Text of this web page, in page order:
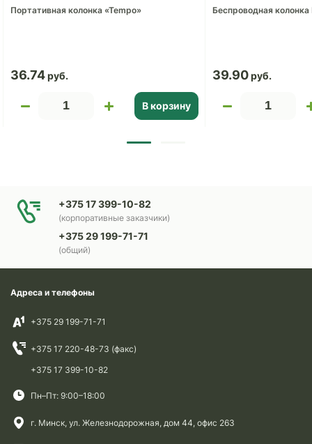
Портативная колонка «Tempo»
36.74
В корзину
Беспроводная колонка
39.90
+375 17 399-10-82
(корпоративные заказчики)
+375 29 199-71-71
(общий)
Адреса и телефоны
+375 29 199-71-71
+375 17 220-48-73 (факс)
+375 17 399-10-82
Пн–Пт: 9:00–18:00
г. Минск, ул. Железнодорожная, дом 44, офис 263